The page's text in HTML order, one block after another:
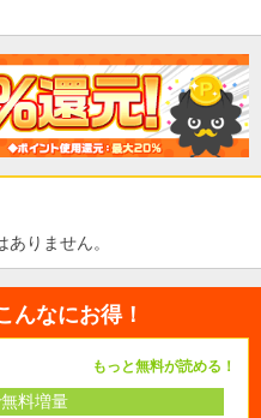
りません。
んなにお得！
もっと無料が読める！
料増量